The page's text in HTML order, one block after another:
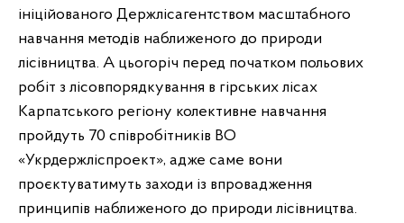
ініційованого Держлісагентством масштабного
навчання методів наближеного до природи
лісівництва. А цьогоріч перед початком польових
робіт з лісовпорядкування в гірських лісах
Карпатського регіону колективне навчання
пройдуть 70 співробітників ВО
«Укрдержліспроект», адже саме вони
проєктуватимуть заходи із впровадження
принципів наближеного до природи лісівництва.